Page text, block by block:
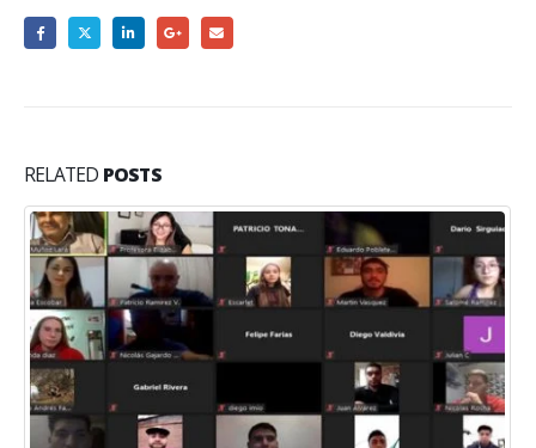
RELATED POSTS